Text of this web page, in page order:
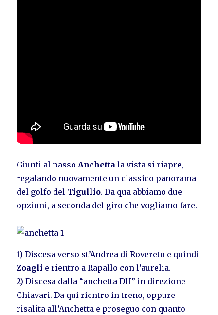
Giunti al passoAnchetta la vista si riapre,
regalando nuovamente un classico panorama
del golfo del Tigullio. Da qua abbiamo due
opzioni, a seconda del giro che vogliamo fare.
1) Discesa verso st’Andrea di Rovereto e quindi
Zoagli e rientro a Rapallo con l’aurelia.
2) Discesa dalla “anchetta DH” in direzione
Chiavari. Da qui rientro in treno, oppure
risalita all’Anchetta e proseguo con quanto